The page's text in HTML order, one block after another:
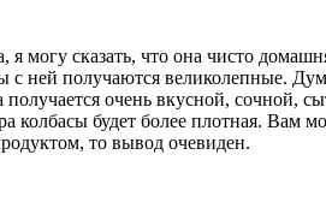
могу сказать, что она чисто
с ней получаются великолепные.
очень вкусной, сочной,
будет более плотная. Вам
то вывод очевиден.